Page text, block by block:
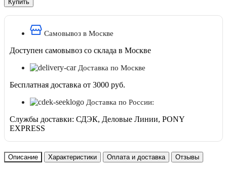
Самовывоз в Москве
Доступен самовывоз со склада в Москве
Доставка по Москве
Бесплатная доставка от 3000 руб.
Доставка по России:
Службы доставки: СДЭК, Деловые Линии, PONY
EXPRESS
Описание Характеристики Оплата и доставка Отзывы